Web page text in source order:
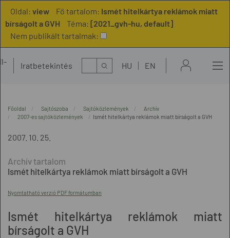
Oldal: view Fő tartalom: Ismét hitelkártya reklámok miatt
bírságolt a GVH
Téma: [2021_gvh-hu, default]
Nem publikált tartalmak:
Iratbetekintés Kereső HU EN
Főoldal Sajtószoba Sajtóközlemények
Archív
2007-es sajtóközlemények
Ismét hitelkártya reklámok miatt bírságolt a GVH
2007. 10. 25.
Ismét hitelkártya reklámok miatt bírságolt a GVH
Nyomtatható verzió PDF formátumban
Ismét hitelkártya reklámok miatt
bírságolt a GVH